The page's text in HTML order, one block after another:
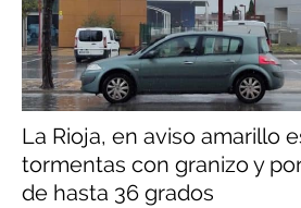
La Rioja, en aviso amarillo
tormentas con granizo y
de hasta 36 grados